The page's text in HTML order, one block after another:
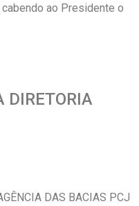
ao Presidente o
DIRETORIA
DAS BACIAS PCJ